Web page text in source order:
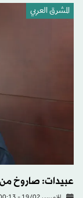
المشرق العربي
عبيدات: صاروخ